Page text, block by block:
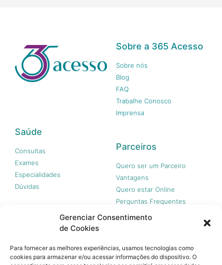
Gerenciar Consentimento
de Cookies
Para fornecer as melhores experiências, usamos tecnologias como
cookies para armazenar e/ou acessar informações do dispositivo. O
Sobre a 365 Acesso
Sobre nós
Blog
FAQ
Trabalhe Conosco
Imprensa
Saúde
Consultas
Exames
Especialidades
Dúvidas
Parceiros
Quero ser um Parceiro
Vantagens
Quero estar Online
Perguntas Frequentes